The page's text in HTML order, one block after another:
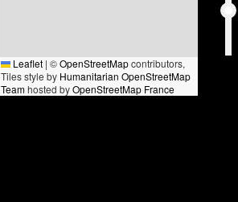
Leaflet | ©OpenStreetMapcontributors,
Tiles style by Humanitarian OpenStreetMap
Teamhosted byOpenStreetMap France